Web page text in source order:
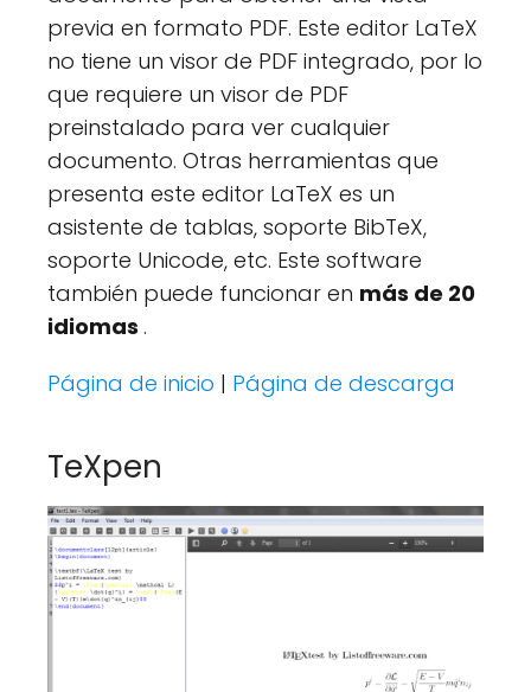
previa en formato PDF. Este editor LaTeX
no tiene un visor de PDF integrado, por lo
que requiere un visor de PDF
preinstalado para ver cualquier
documento. Otras herramientas que
presenta este editor LaTeX es un
asistente de tablas, soporte BibTeX,
soporte Unicode, etc. Este software
también puede funcionar en más de 20
idiomas .
Página de inicio | Página de descarga
TeXpen